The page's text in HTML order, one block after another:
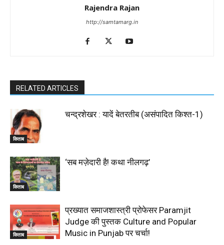
Rajendra Rajan
http://samtamarg.in
RELATED ARTICLES
किताब
चन्द्रशेखर : यादें बेतरतीब (असंपादित किश्त-1)
किताब
‘सब मज़ेदारी है! कथा नीलगढ़’
किताब
प्रख्यात समाजशास्त्री प्रोफेसर Paramjit
Judge की पुस्तक Culture and Popular
Music in Punjab पर चर्चा!